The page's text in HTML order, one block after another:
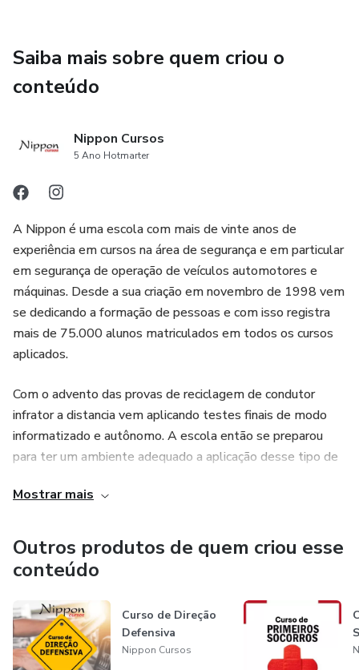
Saiba mais sobre quem criou o
conteúdo
Nippon Cursos
5 Ano Hotmarter
A Nippon é uma escola com mais de vinte anos de
experiência em cursos na área de segurança e em particular
em segurança de operação de veículos automotores e
máquinas. Desde a sua criação em novembro de 1998 vem
se dedicando a formação de pessoas e com isso registra
mais de 75.000 alunos matriculados em todos os cursos
aplicados.
Com o advento das provas de reciclagem de condutor
infrator a distancia vem aplicando testes finais de modo
informatizado e autônomo. A escola então se preparou
para ter um ambiente adequado a aplicação desse tipo de
Departamento Estadual de Transito, operando até
A partir de 2016 recebemos a certificação do Ministério da
Educação MEC para a aplicação de cursos de graduação e
pós na área de humanas em parceria com a Universidade do
Paraná UNIPAR de Umuarama, que desenvolvemos desde
então.
Mostrar mais
Outros produtos de quem criou esse
conteúdo
Curso de Direção
Defensiva
Nippon Cursos